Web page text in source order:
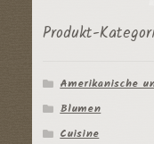
Produkt-
Amerikanische
Blumen
Cuisine